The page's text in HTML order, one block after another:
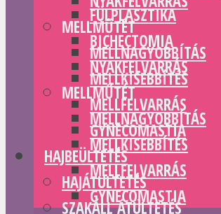
MELLMŰTÉT
MELLNAGYOBBÍTÁS
MELLKISEBBÍTÉS
MELLFELVARRÁS
GYNECOMASTIA
HAJBEÜLTETÉS
HAJÁTÜLTETÉS
SZAKÁLL ÁTÜLTETÉS
FÜLPLASZTIKA
BICHECTOMIA
NYAKFELVARRÁS
MELLMŰTÉT
MELLNAGYOBBÍTÁS
MELLKISEBBÍTÉS
MELLFELVARRÁS
GYNECOMASTIA